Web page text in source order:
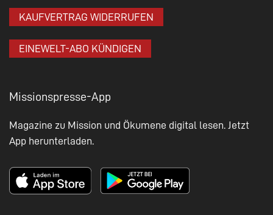
KAUFVERTRAG WIDERRUFEN
EINEWELT-ABO KÜNDIGEN
Missionspresse-App
Magazine zu Mission und Ökumene digital lesen. Jetzt
App herunterladen.